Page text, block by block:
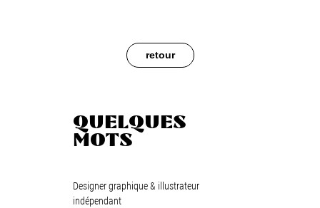
retour
QUELQUES
MOTS
Designer graphique & illustrateur
indépendant